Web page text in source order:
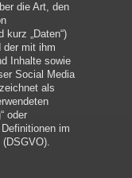
die Art, den
kurz „Daten“)
der mit ihm
Inhalte sowie
Social Media
als
oder
im